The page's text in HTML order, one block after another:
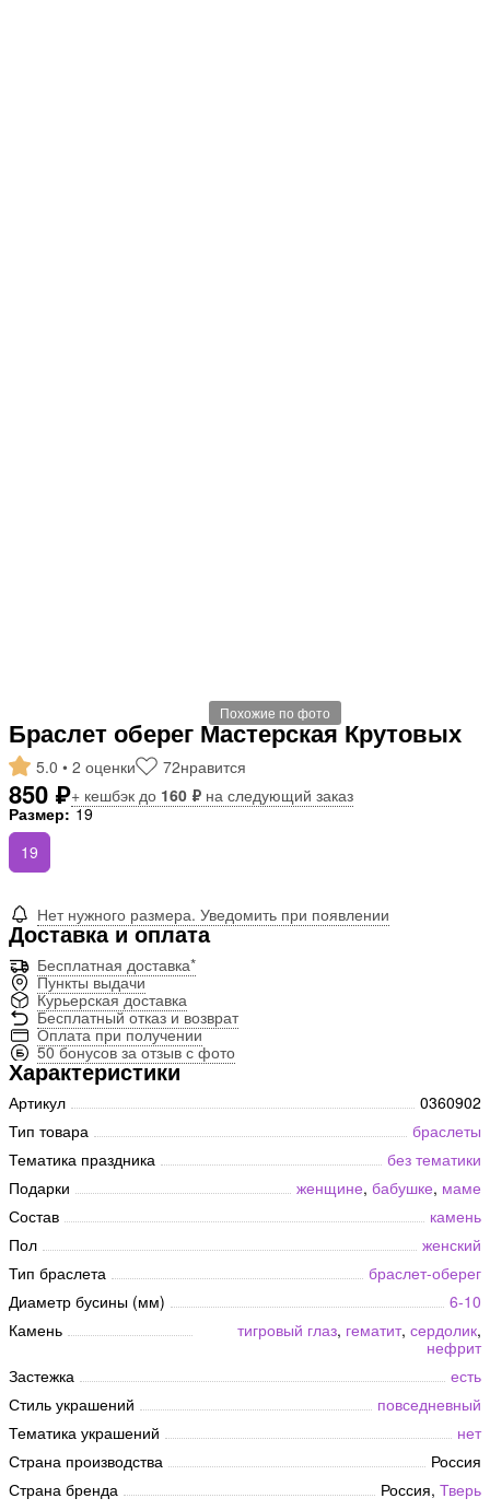
Похожие по фото
Браслет оберег Мастерская Крутовых
5.0 • 2 оценки 72нравится
850 ₽+ кешбэк до 160 ₽ на следующий заказ
Размер: 19
19
Нет нужного размера. Уведомить при появлении
Доставка и оплата
Бесплатная доставка*
Пункты выдачи
Курьерская доставка
Бесплатный отказ и возврат
Оплата при получении
50 бонусов за отзыв с фото
Характеристики
Артикул
0360902
Тип товара
браслеты
Тематика праздника
без тематики
Подарки
женщине, бабушке, маме
Состав
камень
Пол
женский
Тип браслета
браслет-оберег
Диаметр бусины (мм)
6-10
Камень
тигровый глаз, гематит, сердолик,
нефрит
Застежка
есть
Стиль украшений
повседневный
Тематика украшений
нет
Страна производства
Россия
Страна бренда
Россия, Тверь